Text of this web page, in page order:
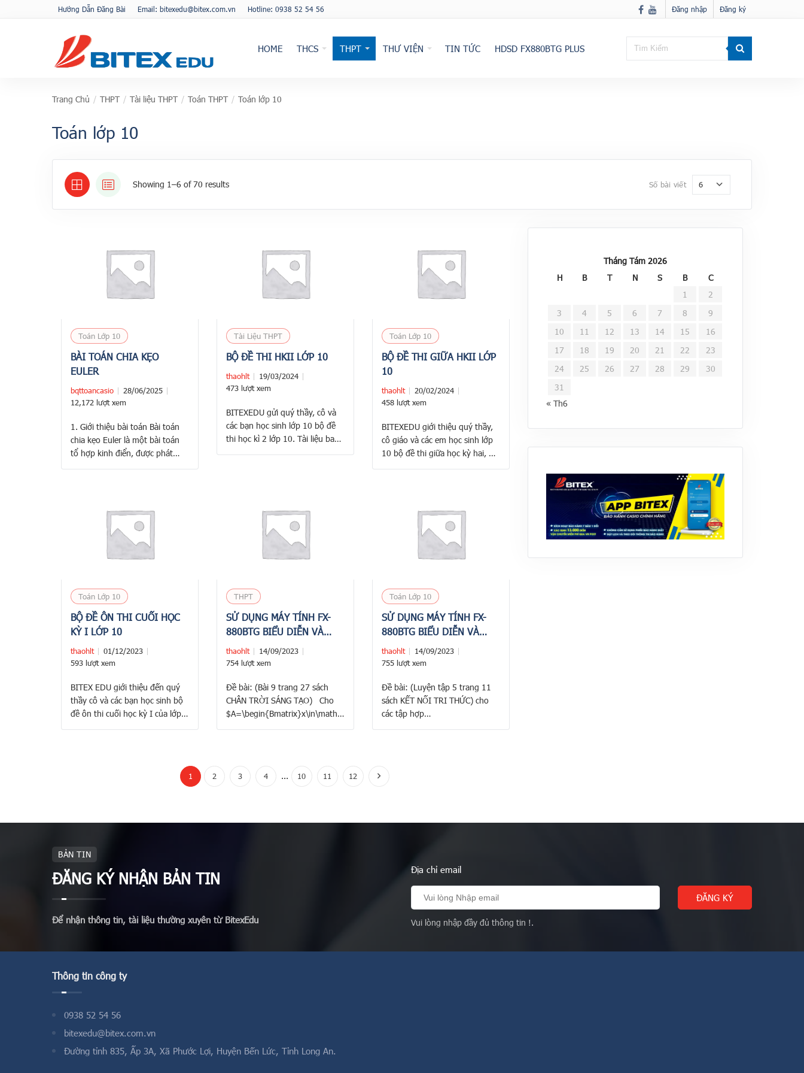
Hướng Dẫn Đăng Bài Email: bitexedu@bitex.com.vn Hotline: 0938 52 54 56 Đăng nhập Đăng ký
HOME THCS THPT THƯ VIỆN TIN TỨC HDSD FX880BTG PLUS
Trang Chủ / THPT / Tài liệu THPT / Toán THPT / Toán lớp 10
Toán lớp 10
Showing 1–6 of 70 results Số bài viết 6
Toán Lớp 10
BÀI TOÁN CHIA KẸO
EULER
bqttoancasio
28/06/2025
12,172 lượt xem
1. Giới thiệu bài toán Bài toán
chia kẹo Euler là một bài toán
tổ hợp kinh điển, được phát
được ít nhất một cái …
Tài Liệu THPT
BỘ ĐỀ THI HKII LỚP 10
thaohlt
19/03/2024
473 lượt xem
BITEXEDU gửi quý thầy, cô và
các bạn học sinh lớp 10 bộ đề
thi học kì 2 lớp 10. Tài liệu bao
Toán Lớp 10
BỘ ĐỀ THI GIỮA HKII LỚP
10
thaohlt
20/02/2024
458 lượt xem
BITEXEDU giới thiệu quý thầy,
cô giáo và các em học sinh lớp
10 bộ đề thi giữa học kỳ hai, đề
3. THPT Nguyễn Thị Minh …
Toán Lớp 10
BỘ ĐỀ ÔN THI CUỐI HỌC
KỲ I LỚP 10
thaohlt
01/12/2023
593 lượt xem
BITEX EDU giới thiệu đến quý
thầy cô và các bạn học sinh bộ
đề ôn thi cuối học kỳ I của lớp
THPT
SỬ DỤNG MÁY TÍNH FX-
880BTG BIỂU DIỄN VÀ
GIẢI BÀI TOÁN TẬP HỢP
(CTST)
thaohlt
14/09/2023
754 lượt xem
Đề bài: (Bài 9 trang 27 sách
CHÂN TRỜI SÁNG TẠO) Cho
$A=\begin{Bmatrix}x\in\mathbb{R}|1-
$A\cap B,A\cup B$ Lời giải Cho
2 tập hợp $A$ và $B$. Tập
Toán Lớp 10
SỬ DỤNG MÁY TÍNH FX-
880BTG BIỂU DIỄN VÀ
GIẢI BÀI TOÁN TẬP HỢP
(KNTT)
thaohlt
14/09/2023
755 lượt xem
Đề bài: (Luyện tập 5 trang 11
sách KẾT NỐI TRI THỨC) cho
các tập hợp
$C=\begin{bmatrix}1;5\end{bmatrix}$,
1 2 3 4 10 11 12
Tháng Tám 2026
H
B T N S B
C
1
2
3
4 5 6 7 8
9
10
11 12 13 14 15
16
17
18 19 20 21 22
23
24
25 26 27 28 29
30
31
« Th6
BẢN TIN
ĐĂNG KÝ NHẬN BẢN TIN
Để nhận thông tin, tài liệu thường xuyên từ BitexEdu
Địa chỉ email
Vui lòng nhập đầy đủ thông tin !.
Thông tin công ty
0938 52 54 56
bitexedu@bitex.com.vn
Đường tỉnh 835, Ấp 3A, Xã Phước Lợi, Huyện Bến Lức, Tỉnh Long An.